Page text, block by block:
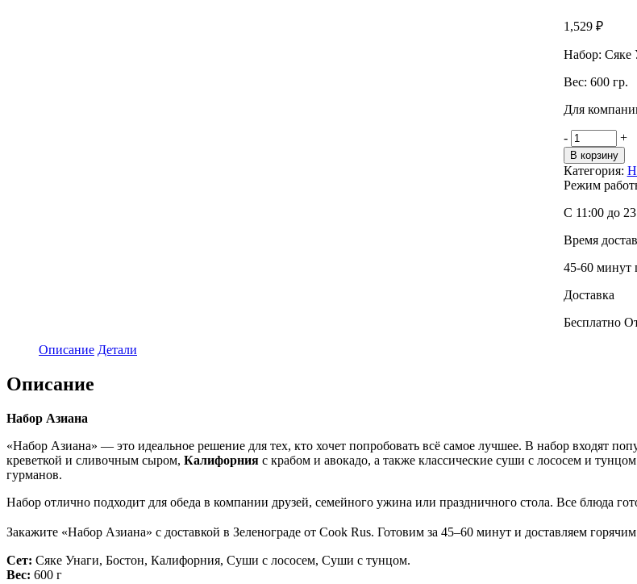
1,529 ₽
Набор: Сяке
Вес: 600 гр.
Для
- +
В корзину
Категория:
Режим
С 11:00 до
Время
45-60 минут
Доставка
Бесплатно
Описание Детали
Описание
Набор Азиана
«Набор Азиана» — это идеальное решение для тех, кто хочет попробовать всё самое лучшее. В набор входят
креветкой и сливочным сыром, Калифорния с крабом и авокадо, а также классические суши с лососем и
гурманов.
Набор отлично подходит для обеда в компании друзей, семейного ужина или праздничного стола. Все блюда
Закажите «Набор Азиана» с доставкой в Зеленограде от Cook Rus. Готовим за 45–60 минут и доставляем
Сет: Сяке Унаги, Бостон, Калифорния, Суши с лососем, Суши с тунцом.
Вес: 600 г